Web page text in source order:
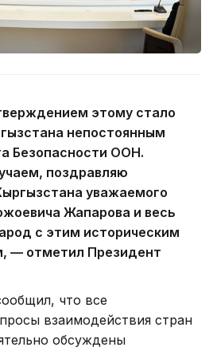
этому стало
непостоянным
Безопасности ООН.
поздравляю
уважаемого
Жапарова и весь
с этим историческим
— отметил Президент
что все
взаимодействия стран
обсуждены